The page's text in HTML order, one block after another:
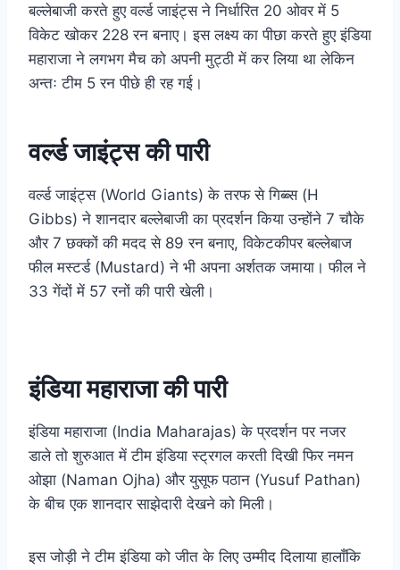
बल्लेबाजी करते हुए वर्ल्ड जाइंट्स ने निर्धारित 20 ओवर में 5
विकेट खोकर 228 रन बनाए। इस लक्ष्य का पीछा करते हुए इंडिया
महाराजा ने लगभग मैच को अपनी मुट्ठी में कर लिया था लेकिन
अन्तः टीम 5 रन पीछे ही रह गई।
वर्ल्ड जाइंट्स की पारी
वर्ल्ड जाइंट्स (World Giants) के तरफ से गिब्ब्स (H
Gibbs) ने शानदार बल्लेबाजी का प्रदर्शन किया उन्होंने 7 चौके
और 7 छक्कों की मदद से 89 रन बनाए, विकेटकीपर बल्लेबाज
फील मस्टर्ड (Mustard) ने भी अपना अर्शतक जमाया। फील ने
33 गेंदों में 57 रनों की पारी खेली।
इंडिया महाराजा की पारी
इंडिया महाराजा (India Maharajas) के प्रदर्शन पर नजर
डाले तो शुरुआत में टीम इंडिया स्ट्रगल करती दिखी फिर नमन
ओझा (Naman Ojha) और युसूफ पठान (Yusuf Pathan)
के बीच एक शानदार साझेदारी देखने को मिली।
इस जोड़ी ने टीम इंडिया को जीत के लिए उम्मीद दिलाया हालाँकि